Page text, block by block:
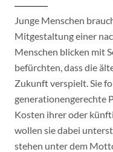
Junge Menschen
Mitgestaltung einer
Menschen blicken mit
befürchten, dass die
Zukunft verspielt. Sie
generationengerechte
Kosten ihrer oder
wollen sie dabei
stehen unter dem